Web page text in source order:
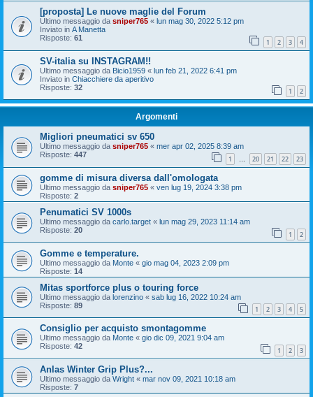
[proposta] Le nuove maglie del Forum
Ultimo messaggio da sniper765 « lun mag 30, 2022 5:12 pm
Inviato in A Manetta
Risposte: 61 1 2 3 4
SV-italia su INSTAGRAM!!
Ultimo messaggio da Bicio1959 « lun feb 21, 2022 6:41 pm
Inviato in Chiacchiere da aperitivo
Risposte: 32 1 2
Argomenti
Migliori pneumatici sv 650
Ultimo messaggio da sniper765 « mer apr 02, 2025 8:39 am
Risposte: 447 1 … 20 21 22 23
gomme di misura diversa dall'omologata
Ultimo messaggio da sniper765 « ven lug 19, 2024 3:38 pm
Risposte: 2
Penumatici SV 1000s
Ultimo messaggio da carlo.target « lun mag 29, 2023 11:14 am
Risposte: 20 1 2
Gomme e temperature.
Ultimo messaggio da Monte « gio mag 04, 2023 2:09 pm
Risposte: 14
Mitas sportforce plus o touring force
Ultimo messaggio da lorenzino « sab lug 16, 2022 10:24 am
Risposte: 89 1 2 3 4 5
Consiglio per acquisto smontagomme
Ultimo messaggio da Monte « gio dic 09, 2021 9:04 am
Risposte: 42 1 2 3
Anlas Winter Grip Plus?...
Ultimo messaggio da Wright « mar nov 09, 2021 10:18 am
Risposte: 7